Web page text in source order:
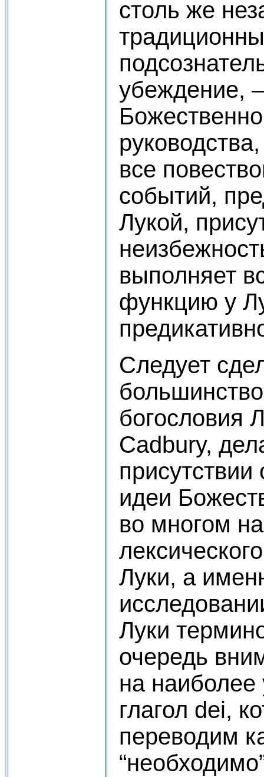
столь же
убеждение,
все
событий,
Лукой,
выполняет
функцию у
Следует
богословия
Cadbury,
идеи
во многом
Луки, а
Луки
очередь
на
глагол dei,
переводим